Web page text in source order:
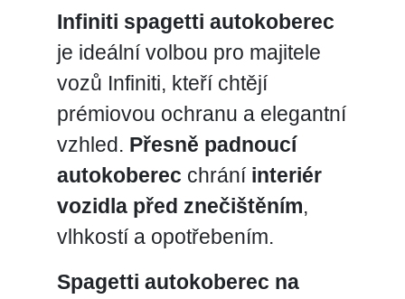
Infiniti spagetti autokoberec
je ideální volbou pro majitele
vozů Infiniti, kteří chtějí
prémiovou ochranu a elegantní
vzhled. Přesně padnoucí
autokoberec chrání interiér
vozidla před znečištěním,
vlhkostí a opotřebením.
Spagetti autokoberec na